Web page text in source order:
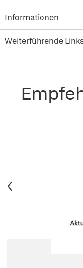
Informationen
Weiterführende Links